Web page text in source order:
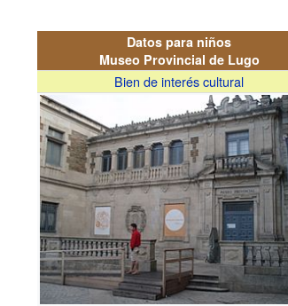
Datos para niños
Museo Provincial de Lugo
Bien de interés cultural